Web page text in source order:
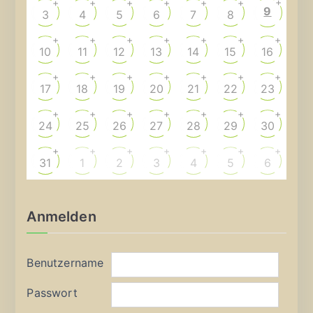
3
+
4
+
5
+
6
+
7
+
8
+
9
10
+
11
+
12
+
13
+
14
+
15
+
16
+
17
+
18
+
19
+
20
+
21
+
22
+
23
+
24
+
25
+
26
+
27
+
28
+
29
+
30
+
31
+
1
+
2
+
3
+
4
+
5
+
6
+
Anmelden
Benutzername
Passwort